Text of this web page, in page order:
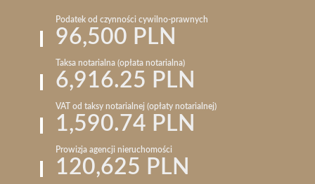
Podatek od czynności cywilno-prawnych
96,500 PLN
Taksa notarialna (opłata notarialna)
6,916.25 PLN
VAT od taksy notarialnej (opłaty notarialnej)
1,590.74 PLN
Prowizja agencji nieruchomości
120,625 PLN